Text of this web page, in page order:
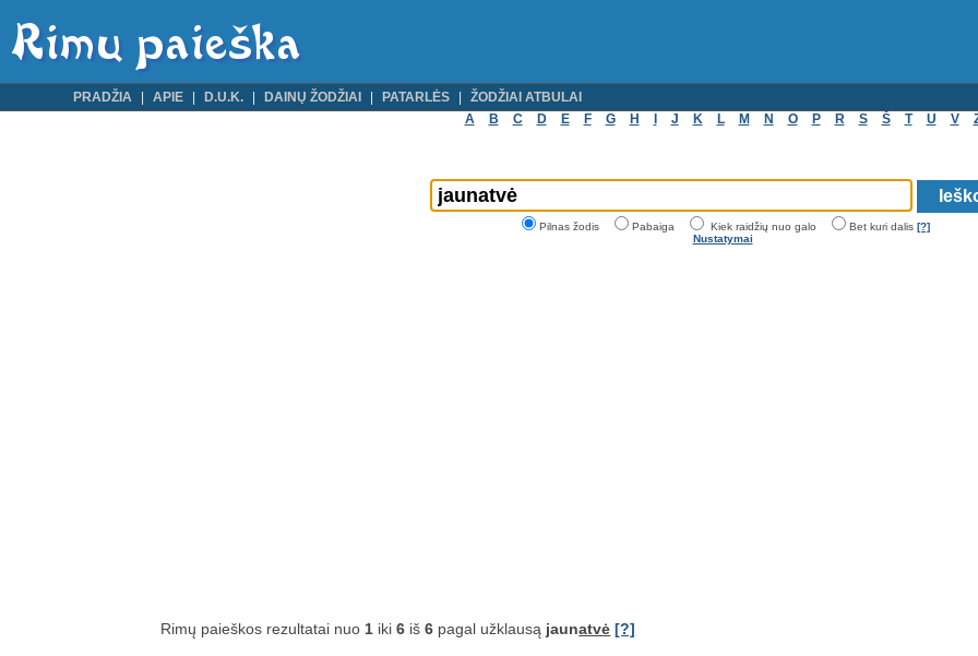
PRADŽIA APIE D.U.K. DAINŲ ŽODŽIAI PATARLĖS
ŽODŽIAI ATBULAI
A
B C D E F G H J K L M N O P R S Š T U V
Pilnas žodis Pabaiga Kiek raidžių nuo galo Bet kuri dalis [?]
Nustatymai
Rimų paieškos rezultatai nuo 1 iki6 iš6 pagal užklausą jaunatvė [?]